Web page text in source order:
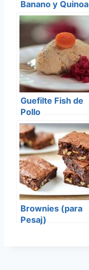
Banano y Quinoa
Guefilte Fish de
Pollo
Brownies (para
Pesaj)